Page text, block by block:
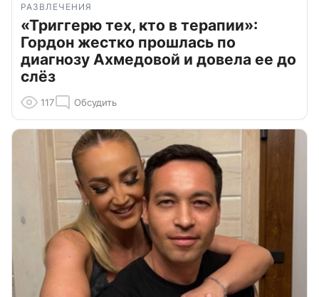
РАЗВЛЕЧЕНИЯ
«Триггерю тех, кто в терапии»:
Гордон жестко прошлась по
диагнозу Ахмедовой и довела ее до
слёз
117 Обсудить